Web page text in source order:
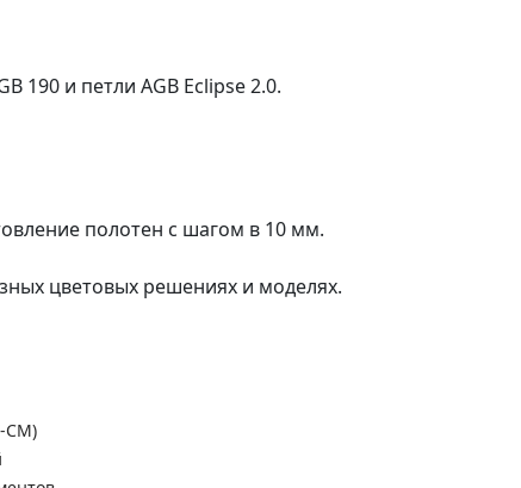
190 и петли AGB Eclipse 2.0.
полотен с шагом в 10 мм.
цветовых решениях и моделях.
СМ)